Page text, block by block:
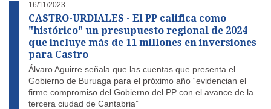
16/11/2023
CASTRO-URDIALES - El PP califica como
"histórico" un presupuesto regional de 2024
que incluye más de 11 millones en inversiones
para Castro
Álvaro Aguirre señala que las cuentas que presenta el
Gobierno de Buruaga para el próximo año “evidencian el
firme compromiso del Gobierno del PP con el avance de la
tercera ciudad de Cantabria”